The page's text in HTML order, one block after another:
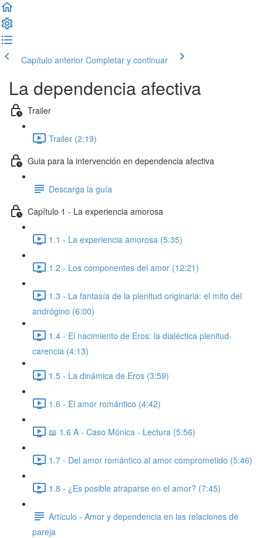
Capítulo anterior Completar y continuar
La dependencia afectiva
Trailer
Trailer (2:19)
Guia para la intervención en dependencia afectiva
Descarga la guía
Capítulo 1 - La experiencia amorosa
1.1 - La experiencia amorosa (5:35)
1.2 - Los componentes del amor (12:21)
1.3 - La fantasía de la plenitud originaria: el mito del
andrógino (6:00)
1.4 - El nacimiento de Eros: la dialéctica plenitud-
carencia (4:13)
1.5 - La dinámica de Eros (3:59)
1.6 - El amor romántico (4:42)
📖 1.6 A - Caso Mónica - Lectura (5:56)
1.7 - Del amor romántico al amor comprometido (5:46)
1.8 - ¿Es posible atraparse en el amor? (7:45)
Artículo - Amor y dependencia en las relaciones de
pareja